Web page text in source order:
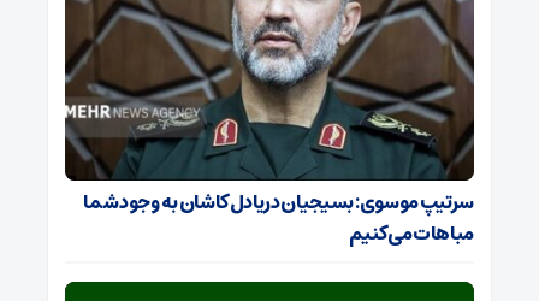
سرتیپ موسوی: بسیجیان دریادل کاشان به وجود شما
مباهات می‌کنیم